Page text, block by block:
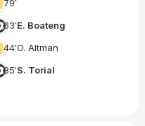
79′
63′E. Boateng
44′O. Altman
35′S. Torial